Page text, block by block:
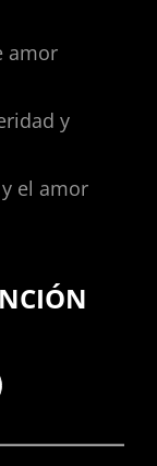
amor
y
el amor